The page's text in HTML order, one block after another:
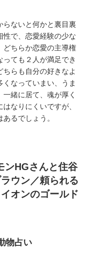
らないと何かと裏目裏
性で、恋愛経験の少な
どちらか恋愛の主導権
ても２人が満足でき
らも自分の好きなよ
なっていまい、うま
緒に居て、魂が厚く
なりにくいですが、
るでしょう。
ンHGさんと住谷
ウン／頼られる
オンのゴールド
物占い